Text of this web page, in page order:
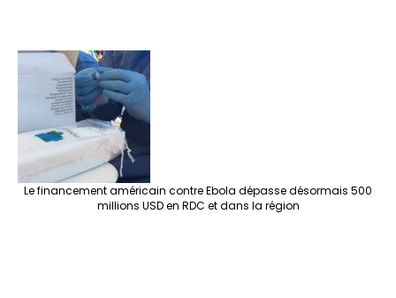
Le financement américain contre Ebola dépasse désormais 500
millions USD en RDC et dans la région